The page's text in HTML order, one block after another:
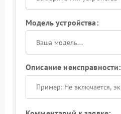
Модель устройства:
Описание неисправности: